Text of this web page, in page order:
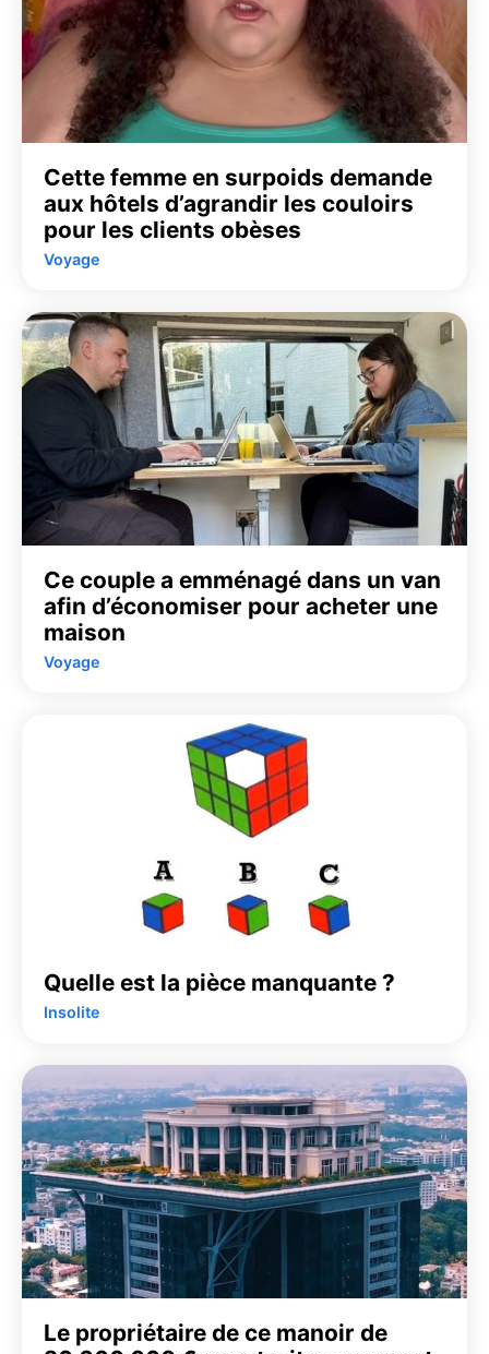
Cette femme en surpoids demande
aux hôtels d’agrandir les couloirs
pour les clients obèses
Voyage
Ce couple a emménagé dans un van
afin d’économiser pour acheter une
maison
Voyage
Quelle est la pièce manquante ?
Insolite
Le propriétaire de ce manoir de